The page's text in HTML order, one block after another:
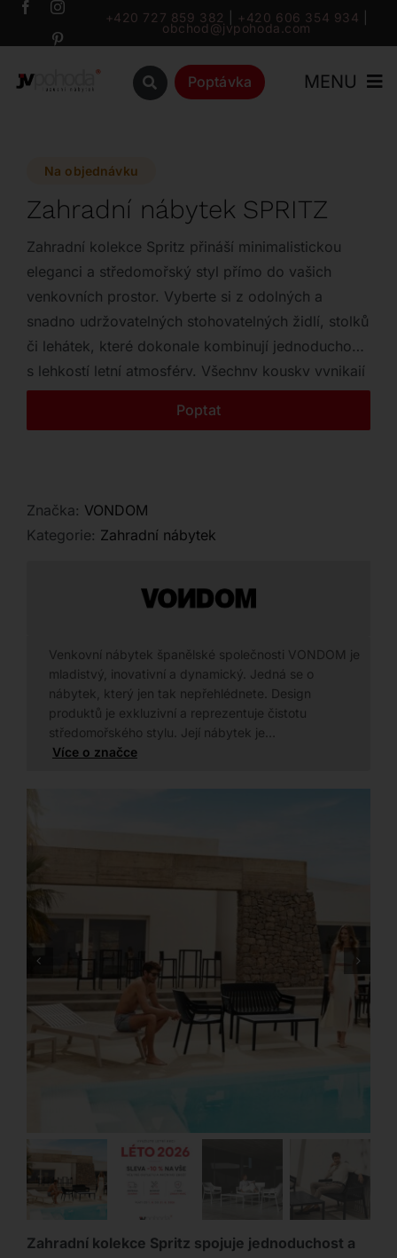
Přeskočit
+420 727 859 382 +420 606 354 934
obchod@jvpohoda.com
Poptávka MENU
Katalog
Značky
Outlet
Kontakt
Na objednávku
Zahradní nábytek SPRITZ
Zahradní kolekce Spritz přináší minimalistickou
eleganci a středomořský styl přímo do vašich
venkovních prostor. Vyberte si z odolných a
snadno udržovatelných stohovatelných židlí, stolků
či lehátek, které dokonale kombinují jednoduchost
s lehkostí letní atmosféry. Všechny kousky vynikají
funkčním designem a jsou ideální volbou pro
Poptat
Značka: VONDOM
Kategorie: Zahradní nábytek
Venkovní nábytek španělské společnosti VONDOM je
mladistvý, inovativní a dynamický. Jedná se o
nábytek, který jen tak nepřehlédnete. Design
produktů je exkluzivní a reprezentuje čistotu
středomořského stylu. Její nábytek je…
Více o značce
Zahradní kolekce Spritz spojuje jednoduchost a